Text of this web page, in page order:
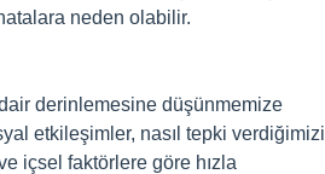
neden olabilir.
dair derinlemesine düşünmemize
etkileşimler, nasıl tepki verdiğimizi
içsel faktörlere göre hızla